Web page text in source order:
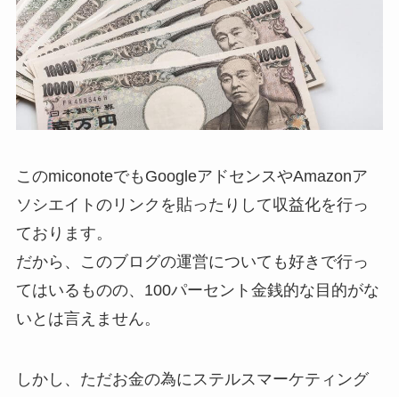
このmiconoteでもGoogleアドセンスやAmazonア
ソシエイトのリンクを貼ったりして収益化を行っ
ております。
だから、このブログの運営についても好きで行っ
てはいるものの、100パーセント金銭的な目的がな
いとは言えません。
しかし、ただお金の為にステルスマーケティング